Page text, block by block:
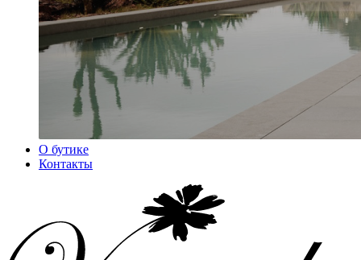
О бутике
Контакты